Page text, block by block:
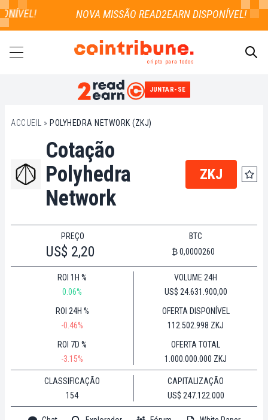
cripto para todos
JUNTAR-SE
ACCUEIL » POLYHEDRA NETWORK (ZKJ)
Cotação
Polyhedra
Network
ZKJ
PREÇO
US$ 2,20
BTC
₿ 0,0000260
ROI 1H %
0.06%
ROI 24H %
-0.46%
ROI 7D %
-3.15%
VOLUME 24H
US$ 24.631.900,00
OFERTA DISPONÍVEL
112.502.998 ZKJ
OFERTA TOTAL
1.000.000.000 ZKJ
CLASSIFICAÇÃO
154
CAPITALIZAÇÃO
US$ 247.122.000